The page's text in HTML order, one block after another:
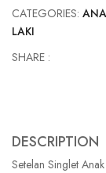
CATEGORIES:
LAKI
SHARE :
DESCRIPTION
Setelan Singlet